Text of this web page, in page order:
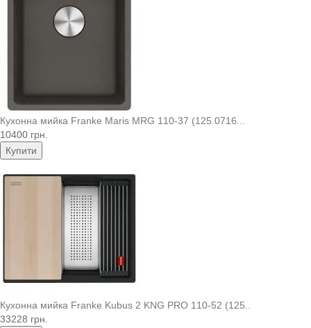
Кухонна мийка Franke Maris MRG 110-37 (125.0716...
10400 грн.
Купити
Кухонна мийка Franke Kubus 2 KNG PRO 110-52 (125..
33228 грн.